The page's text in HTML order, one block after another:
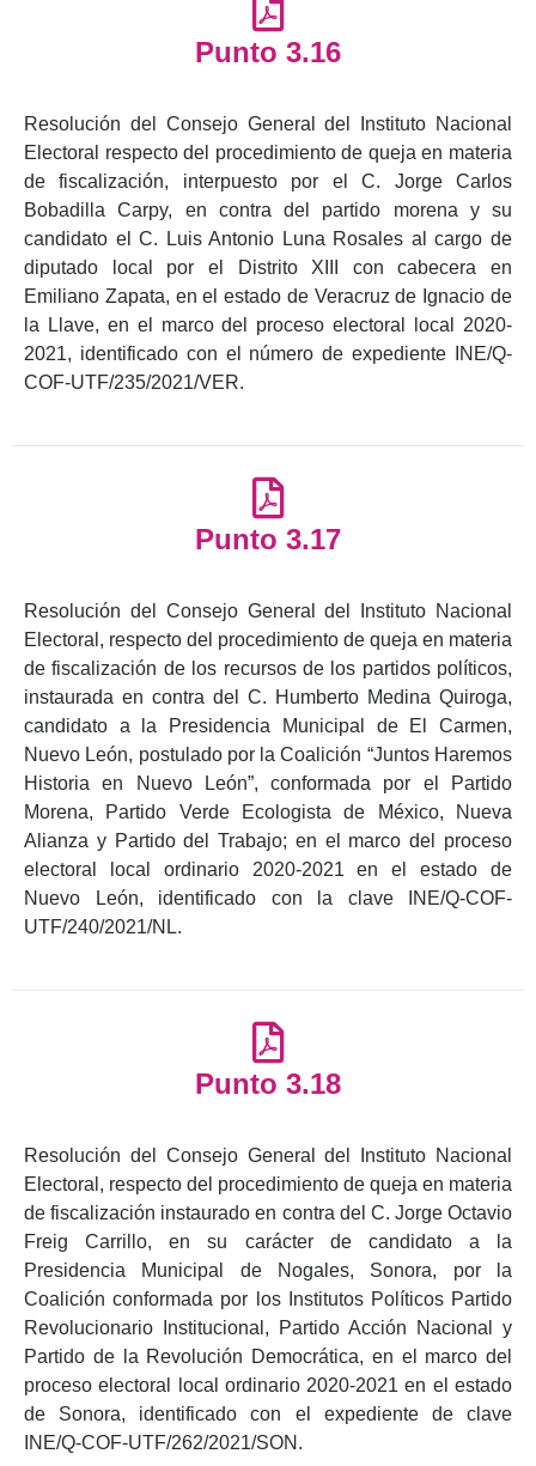
Punto 3.16
Resolución del Consejo General del Instituto Nacional
Electoral respecto del procedimiento de queja en materia
de fiscalización, interpuesto por el C. Jorge Carlos
Bobadilla Carpy, en contra del partido morena y su
candidato el C. Luis Antonio Luna Rosales al cargo de
diputado local por el Distrito XIII con cabecera en
Emiliano Zapata, en el estado de Veracruz de Ignacio de
la Llave, en el marco del proceso electoral local 2020-
2021, identificado con el número de expediente INE/Q-
COF-UTF/235/2021/VER.
Punto 3.17
Resolución del Consejo General del Instituto Nacional
Electoral, respecto del procedimiento de queja en materia
de fiscalización de los recursos de los partidos políticos,
instaurada en contra del C. Humberto Medina Quiroga,
candidato a la Presidencia Municipal de El Carmen,
Nuevo León, postulado por la Coalición “Juntos Haremos
Historia en Nuevo León”, conformada por el Partido
Morena, Partido Verde Ecologista de México, Nueva
Alianza y Partido del Trabajo; en el marco del proceso
electoral local ordinario 2020-2021 en el estado de
Nuevo León, identificado con la clave INE/Q-COF-
UTF/240/2021/NL.
Punto 3.18
Resolución del Consejo General del Instituto Nacional
Electoral, respecto del procedimiento de queja en materia
de fiscalización instaurado en contra del C. Jorge Octavio
Freig Carrillo, en su carácter de candidato a la
Presidencia Municipal de Nogales, Sonora, por la
Coalición conformada por los Institutos Políticos Partido
Revolucionario Institucional, Partido Acción Nacional y
Partido de la Revolución Democrática, en el marco del
proceso electoral local ordinario 2020-2021 en el estado
de Sonora, identificado con el expediente de clave
INE/Q-COF-UTF/262/2021/SON.